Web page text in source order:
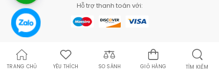
Hỗ trợ thanh toán với:
TRANG CHỦ YÊU THÍCH SO SÁNH GIỎ HÀNG TÌM KIẾM